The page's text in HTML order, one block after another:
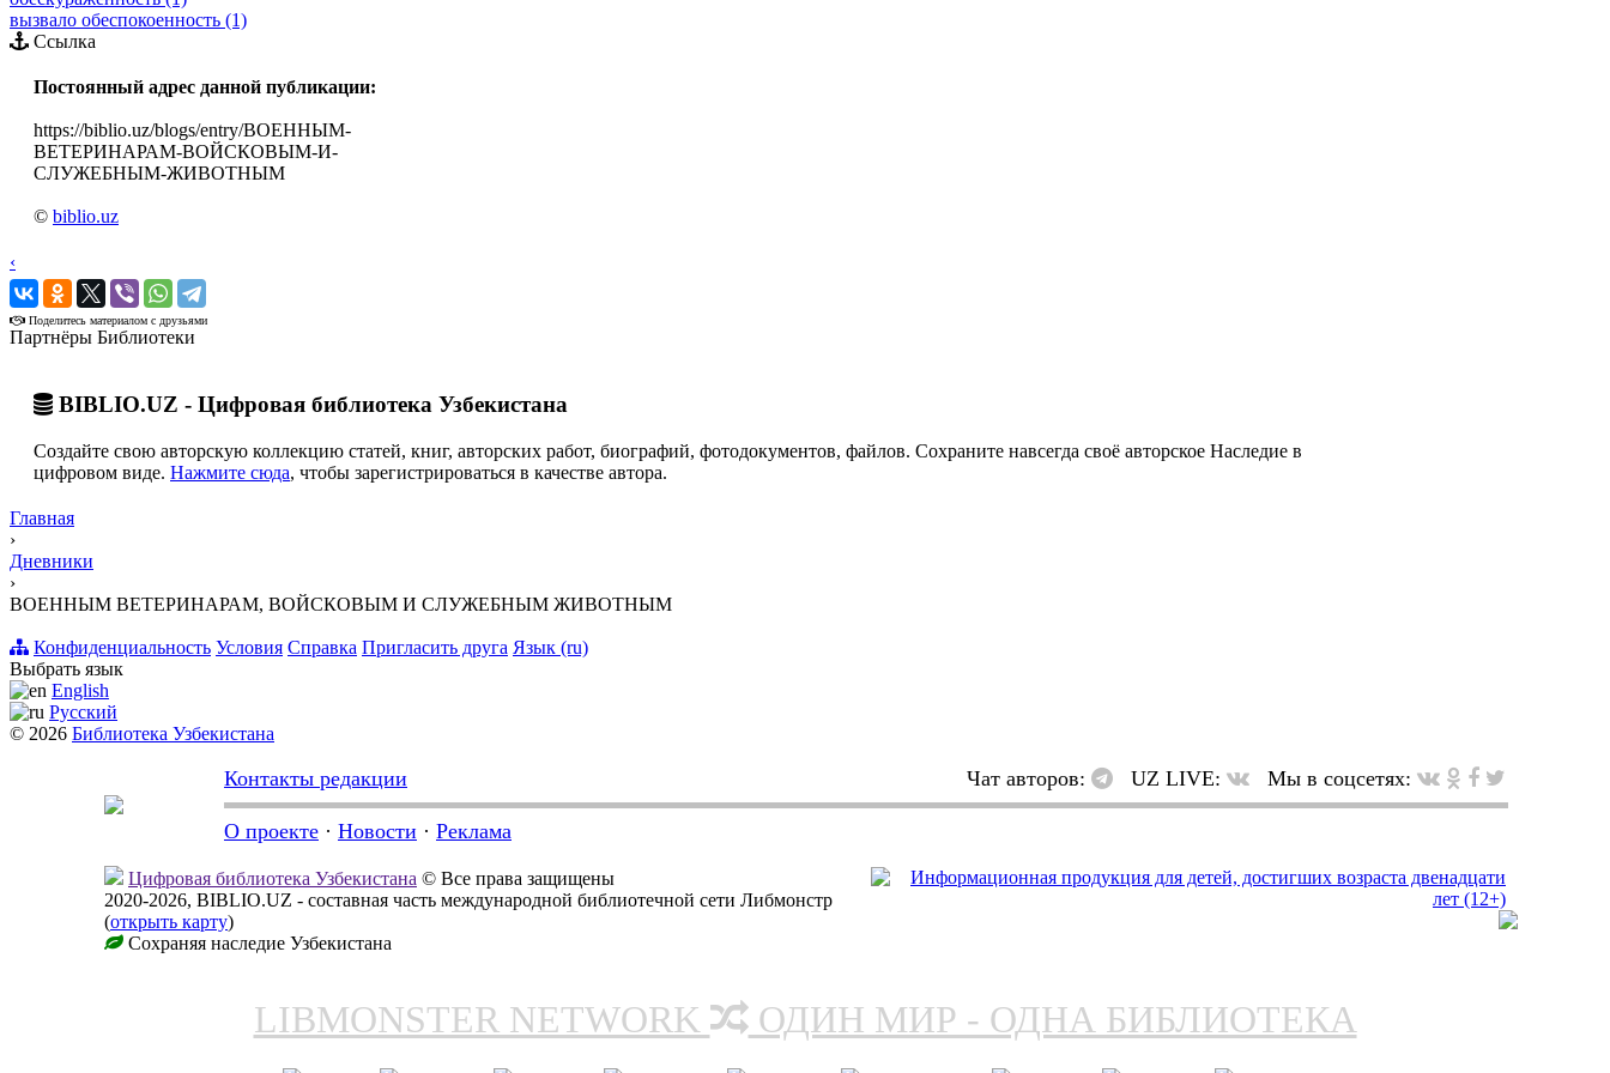
вызвало обеспокоенность (1)
Ссылка
Постоянный адрес данной публикации:
https://biblio.uz/blogs/entry/ВОЕННЫМ-
ВЕТЕРИНАРАМ-ВОЙСКОВЫМ-И-
СЛУЖЕБНЫМ-ЖИВОТНЫМ
© biblio.uz
‹
›
Поделитесь материалом с друзьями
Партнёры Библиотеки
BIBLIO.UZ - Цифровая библиотека Узбекистана
Создайте свою авторскую коллекцию статей, книг, авторских работ, биографий, фотодокументов, файлов. Сохраните навсегда своё авторское Наследие в
цифровом виде. Нажмите сюда, чтобы зарегистрироваться в качестве автора.
Главная
›
Дневники
›
ВОЕННЫМ ВЕТЕРИНАРАМ, ВОЙСКОВЫМ И СЛУЖЕБНЫМ ЖИВОТНЫМ
Конфиденциальность Условия Справка Пригласить друга Язык (ru)
Выбрать язык
English
Русский
© 2026 Библиотека Узбекистана
Контакты редакции Чат авторов: UZ LIVE: Мы в соцсетях:
О проекте · Новости · Реклама
Цифровая библиотека Узбекистана © Все права защищены
2020-2026, BIBLIO.UZ - составная часть международной библиотечной сети Либмонстр
(открыть карту)
Сохраняя наследие Узбекистана
LIBMONSTER NETWORK ОДИН МИР - ОДНА БИБЛИОТЕКА